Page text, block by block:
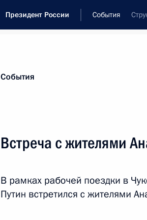
Президент России События
Новости
Послания Федеральному Собранию
Совещания, заседания, рабочие встречи
Речи и обращения
События
Встреча с жителями
В рамках рабочей поездки в
Путин встретился с жителями